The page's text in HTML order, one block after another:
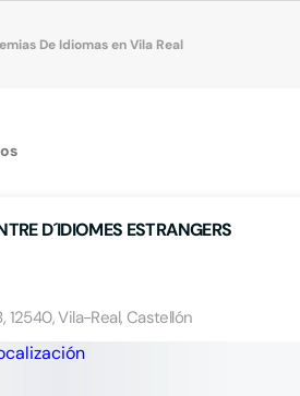
De Idiomas en Vila Real
D´IDIOMES ESTRANGERS
12540, Vila-Real, Castellón